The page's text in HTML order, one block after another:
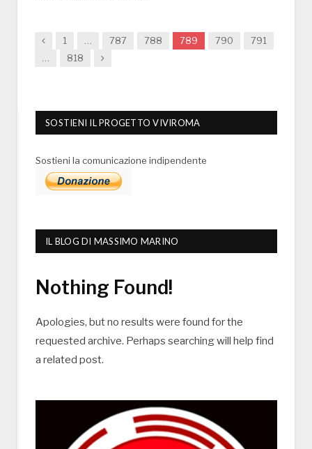
Previous
1 787 788 789 790
791
818 Next
SOSTIENI IL PROGETTO VIVIROMA
Sostieni la comunicazione indipendente
IL BLOG DI MASSIMO MARINO
Nothing Found!
Apologies, but no results were found for the
requested archive. Perhaps searching will help find
a related post.